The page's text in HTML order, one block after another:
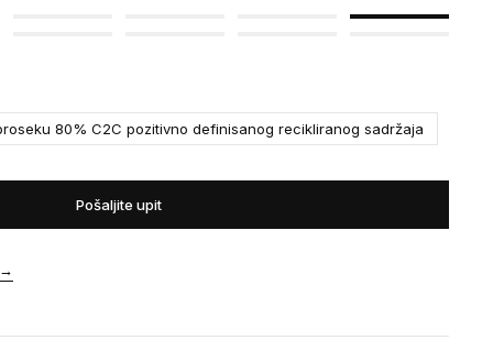
80% C2C pozitivno definisanog recikliranog sadržaja
Pošaljite upit